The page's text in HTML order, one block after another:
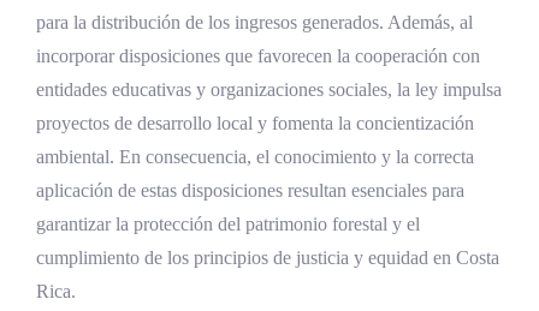
para la distribución de los ingresos generados. Además, al
incorporar disposiciones que favorecen la cooperación con
entidades educativas y organizaciones sociales, la ley impulsa
proyectos de desarrollo local y fomenta la concientización
ambiental. En consecuencia, el conocimiento y la correcta
aplicación de estas disposiciones resultan esenciales para
garantizar la protección del patrimonio forestal y el
cumplimiento de los principios de justicia y equidad en Costa
Rica.